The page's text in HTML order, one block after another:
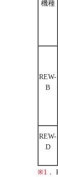
機種
REW-
B
REW-
D
※1．